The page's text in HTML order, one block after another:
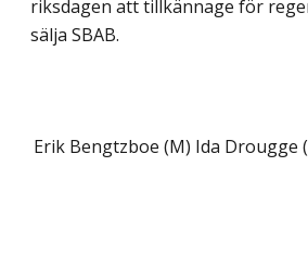
riksdagen att tillkännage för
sälja SBAB.
Erik Bengtzboe (M) Ida Drougge